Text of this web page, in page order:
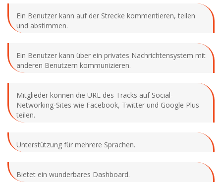
Ein Benutzer kann auf der Strecke kommentieren, teilen
und abstimmen.
Ein Benutzer kann über ein privates Nachrichtensystem mit
anderen Benutzern kommunizieren.
Mitglieder können die URL des Tracks auf Social-
Networking-Sites wie Facebook, Twitter und Google Plus
teilen.
Unterstützung für mehrere Sprachen.
Bietet ein wunderbares Dashboard.